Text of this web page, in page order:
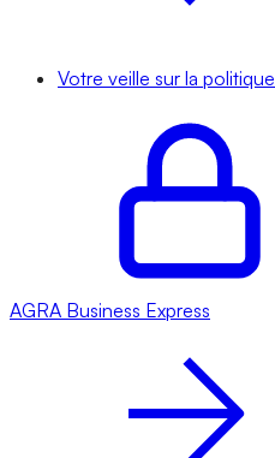
Votre veille sur la
AGRA Business Express